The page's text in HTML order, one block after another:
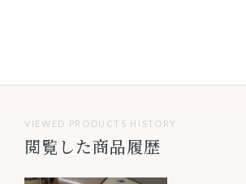
VIEWED PRODUCTS HISTORY
閲覧した商品履歴